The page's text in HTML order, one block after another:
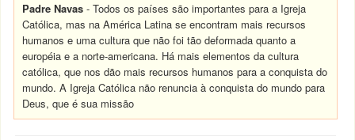
Padre Navas - Todos os países são importantes para a Igreja
Católica, mas na América Latina se encontram mais recursos
humanos e uma cultura que não foi tão deformada quanto a
européia e a norte-americana. Há mais elementos da cultura
católica, que nos dão mais recursos humanos para a conquista do
mundo. A Igreja Católica não renuncia à conquista do mundo para
Deus, que é sua missão